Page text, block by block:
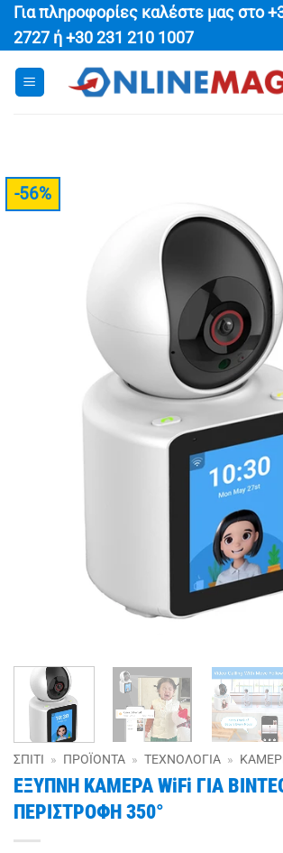
Μετάβαση
στο
περιεχόμενο
Για πληροφορίες καλέστε μας στο
2727 ή +30 231 210 1007
-56%
ΣΠΊΤΙ » ΠΡΟΪΌΝΤΑ » ΤΕΧΝΟΛΟΓΊΑ »
ΕΞΥΠΝΗ ΚΑΜΕΡΑ WiFi ΓΙΑ
ΠΕΡΙΣΤΡΟΦΗ 350°